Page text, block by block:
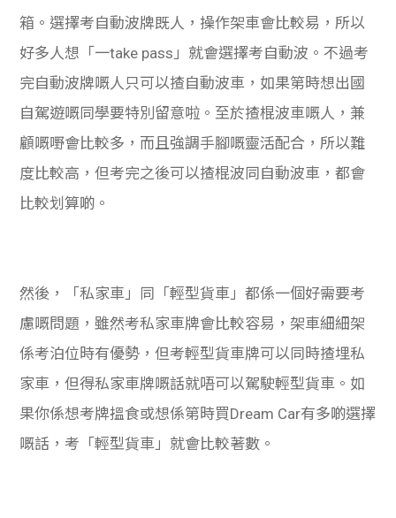
箱。選擇考自動波牌既人，操作架車會比較易，所以
好多人想「一take pass」就會選擇考自動波。不過考
完自動波牌嘅人只可以揸自動波車，如果第時想出國
自駕遊嘅同學要特別留意啦。 至於揸棍波車嘅人，兼
顧嘅嘢會比較多，而且強調手腳嘅靈活配合，所以難
度比較高，但考完之後可以揸棍波同自動波車，都會
比較划算啲。
然後，「私家車」同「輕型貨車」都係一個好需要考
慮嘅問題，雖然考私家車牌會比較容易，架車細細架
係考泊位時有優勢，但考輕型貨車牌可以同時揸埋私
家車，但得私家車牌嘅話就唔可以駕駛輕型貨車。如
果你係想考牌搵食或想係第時買Dream Car有多啲選擇
嘅話，考「輕型貨車」就會比較著數。